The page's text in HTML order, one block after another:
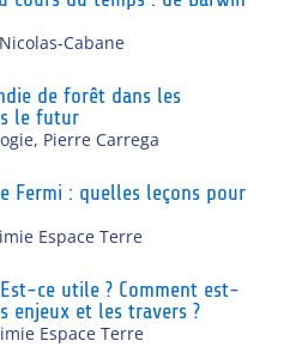
Cabane
de forêt dans les
le futur
, Pierre Carrega
Fermi : quelles leçons pour
Espace Terre
ce utile ? Comment est-
enjeux et les travers ?
Espace Terre